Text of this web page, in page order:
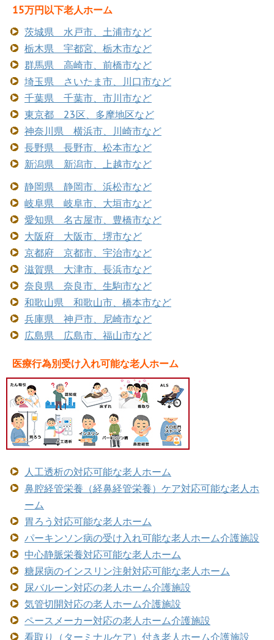
15万円以下老人ホーム
茨城県 水戸市、土浦市など
栃木県 宇都宮、栃木市など
群馬県 高崎市、前橋市など
埼玉県 さいたま市、川口市など
千葉県 千葉市、市川市など
東京都 23区、多摩地区など
神奈川県 横浜市、川崎市など
長野県 長野市、松本市など
新潟県 新潟市、上越市など
静岡県 静岡市、浜松市など
岐阜県 岐阜市、大垣市など
愛知県 名古屋市、豊橋市など
大阪府 大阪市、堺市など
京都府 京都市、宇治市など
滋賀県 大津市、長浜市など
奈良県 奈良市、生駒市など
和歌山県 和歌山市、橋本市など
兵庫県 神戸市、尼崎市など
広島県 広島市、福山市など
医療行為別受け入れ可能な老人ホーム
人工透析の対応可能な老人ホーム
鼻腔経管栄養（経鼻経管栄養）ケア対応可能な老人ホ
ーム
胃ろう対応可能な老人ホーム
パーキンソン病の受け入れ可能な老人ホーム介護施設
中心静脈栄養対応可能な老人ホーム
糖尿病のインスリン注射対応可能な老人ホーム
尿バルーン対応の老人ホーム介護施設
気管切開対応の老人ホーム介護施設
ペースメーカー対応の老人ホーム介護施設
看取り（ターミナルケア）付き老人ホーム介護施設